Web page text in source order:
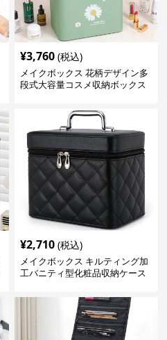
¥3,760 (税込)
メイクボックス 花柄デザイン多
段式大容量コスメ収納ボックス
¥2,710 (税込)
メイクボックス キルティング加
工バニティ型化粧品収納ケース